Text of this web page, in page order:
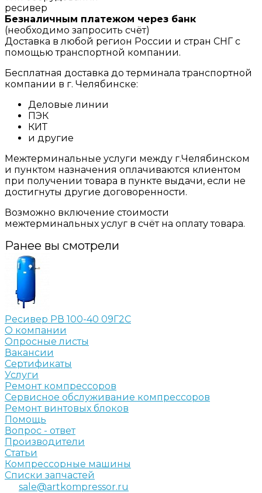
ресивер
Безналичным платежом через банк
(необходимо запросить счёт)
Доставка в любой регион России и стран СНГ с
помощью транспортной компании.
Бесплатная доставка до терминала транспортной
компании в г. Челябинске:
Деловые линии
ПЭК
КИТ
и другие
Межтерминальные услуги между г.Челябинском
и пунктом назначения оплачиваются клиентом
при получении товара в пункте выдачи, если не
достигнуты другие договоренности.
Возможно включение стоимости
межтерминальных услуг в счёт на оплату товара.
Ранее вы смотрели
Ресивер РВ 100-40 09Г2С
О компании
Опросные листы
Вакансии
Сертификаты
Услуги
Ремонт компрессоров
Сервисное обслуживание компрессоров
Ремонт винтовых блоков
Помощь
Вопрос - ответ
Производители
Статьи
Компрессорные машины
Списки запчастей
sale@artkompressor.ru